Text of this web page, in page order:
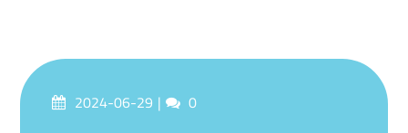
Posted2024-06-29 Comments
0